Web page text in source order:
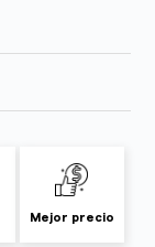
Mejor precio